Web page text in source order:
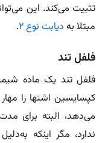
تثبیت می‌کند. این
مبتلا به دیابت نوع ۲ .
فلفل تند
فلفل تند یک ماده
کپسایسین اشتها را
می‌دهد، البته برای
ندارد، مگر اینکه